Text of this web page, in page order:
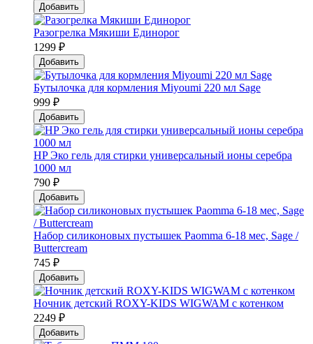
Добавить
Разогрелка Мякиши Единорог
1299 ₽
Добавить
Бутылочка для кормления Miyoumi 220 мл Sage
999 ₽
Добавить
HP Эко гель для стирки универсальный ионы серебра
1000 мл
790 ₽
Добавить
Набор силиконовых пустышек Paomma 6-18 мес, Sage /
Buttercream
745 ₽
Добавить
Ночник детский ROXY-KIDS WIGWAM с котенком
2249 ₽
Добавить